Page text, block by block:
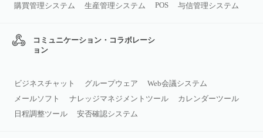
購買管理システム
生産管理システム POS 与信管理システム
コミュニケーション・コラボレーシ
ョン
ビジネスチャット グループウェア
Web会議システム
メールソフト
ナレッジマネジメントツール
カレンダーツール
日程調整ツール
安否確認システム